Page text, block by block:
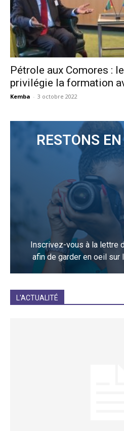
Pétrole aux Comores :
privilégie la formation
Kemba - 3 octobre 2022
RESTONS
Inscrivez-vous à la lettre
afin de garder en oeil sur
L'ACTUALITÉ